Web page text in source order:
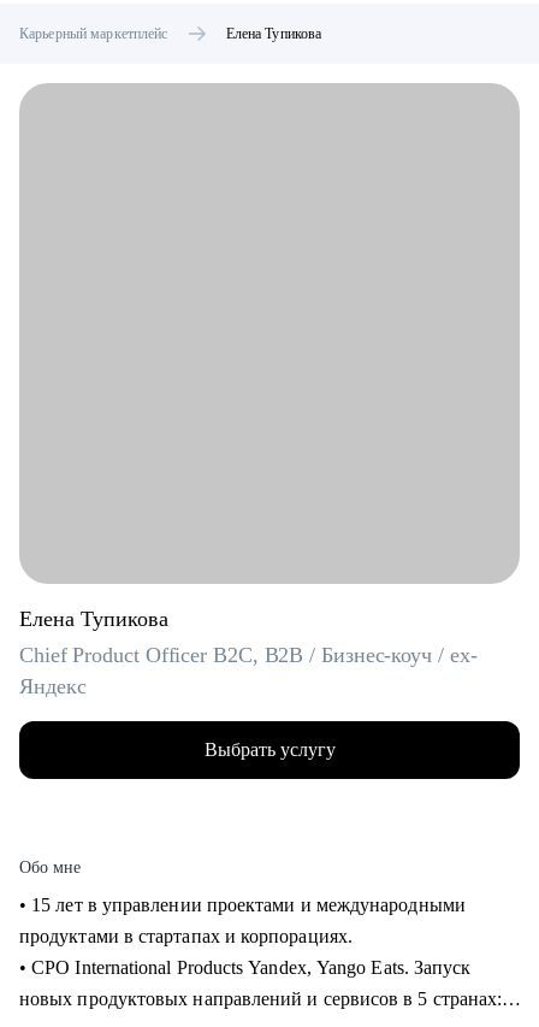
Карьерный маркетплейс Елена Тупикова
Елена Тупикова
Chief Product Officer B2C, B2B / Бизнес-коуч / ex-
Яндекс
Выбрать услугу
Обо мне
• 15 лет в управлении проектами и международными
продуктами в стартапах и корпорациях.
• CPO International Products Yandex, Yango Eats. Запуск
новых продуктовых направлений и сервисов в 5 странах: